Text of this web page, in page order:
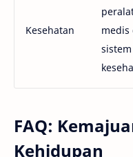
Kesehatan
medis
sistem
FAQ:
Kehidupan